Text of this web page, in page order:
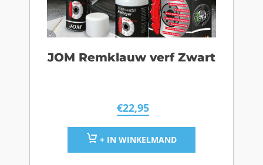
JOM Remklauw verf Zwart
€22,95
+ IN WINKELMAND